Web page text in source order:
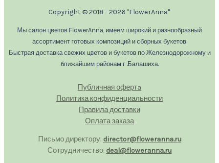
Copyright © 2018 - 2026 "FlowerAnna"
Мы салон цветов FlowerAnna, имеем широкий и разнообразный
ассортимент готовых композиций и сборных букетов.
Быстрая доставка свежих цветов и букетов по Железнодорожному и
ближайшим районам г .Балашиха.
Публичная офертa
Политика конфиденциальности
Правила доставки
Оплата заказа
Письмо директору: director@floweranna.ru
Сотрудничество: deal@floweranna.ru